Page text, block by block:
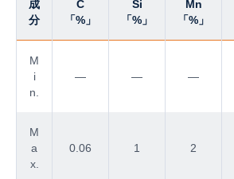
成
分
C
「%」
Si
「%」
Mn
「%」
M
i
n.
— — —
M
a
x.
0.06 1 2